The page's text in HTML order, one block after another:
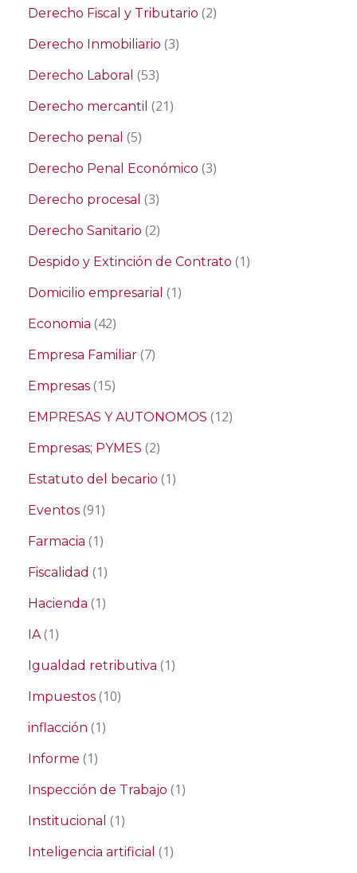
Derecho Fiscal y Tributario (2)
Derecho Inmobiliario (3)
Derecho Laboral (53)
Derecho mercantil (21)
Derecho penal (5)
Derecho Penal Económico (3)
Derecho procesal (3)
Derecho Sanitario (2)
Despido y Extinción de Contrato (1)
Domicilio empresarial (1)
Economia (42)
Empresa Familiar (7)
Empresas (15)
EMPRESAS Y AUTONOMOS (12)
Empresas; PYMES (2)
Estatuto del becario (1)
Eventos (91)
Farmacia (1)
Fiscalidad (1)
Hacienda (1)
IA(1)
Igualdad retributiva (1)
Impuestos (10)
inflacción (1)
Informe (1)
Inspección de Trabajo (1)
Institucional (1)
Inteligencia artificial (1)